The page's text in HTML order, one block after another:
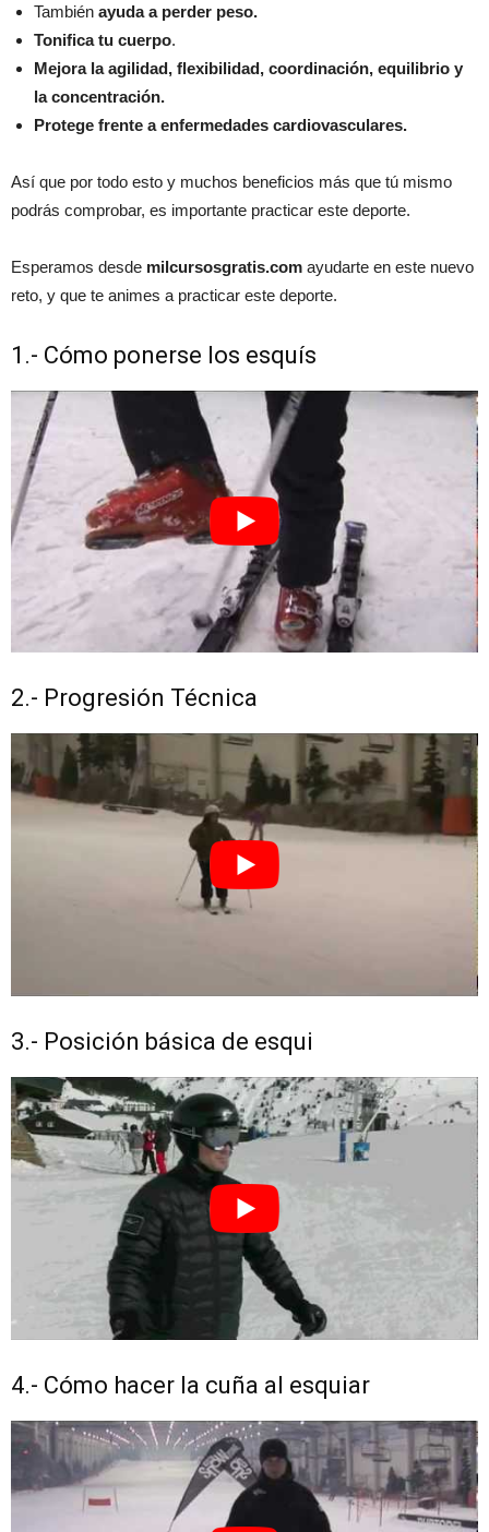
También ayuda a perder peso.
Tonifica tu cuerpo.
Mejora la agilidad, flexibilidad, coordinación, equilibrio y
la concentración.
Protege frente a enfermedades cardiovasculares.
Así que por todo esto y muchos beneficios más que tú mismo
podrás comprobar, es importante practicar este deporte.
Esperamos desde milcursosgratis.com ayudarte en este nuevo
reto, y que te animes a practicar este deporte.
1.- Cómo ponerse los esquís
2.- Progresión Técnica
3.- Posición básica de esqui
4.- Cómo hacer la cuña al esquiar